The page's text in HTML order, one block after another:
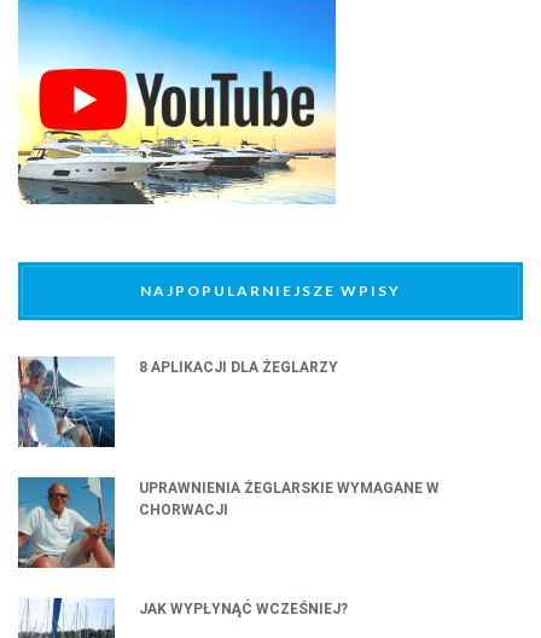
NAJPOPULARNIEJSZE WPISY
8 APLIKACJI DLA ŻEGLARZY
UPRAWNIENIA ŻEGLARSKIE WYMAGANE W
CHORWACJI
JAK WYPŁYNĄĆ WCZEŚNIEJ?